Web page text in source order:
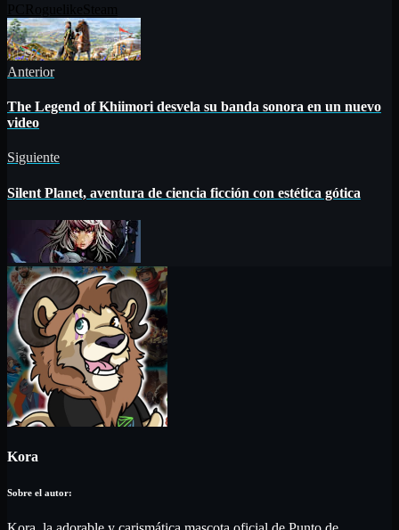
Anterior
The Legend of Khiimori desvela su banda sonora en un nuevo
video
Siguiente
Silent Planet, aventura de ciencia ficción con estética gótica
Kora